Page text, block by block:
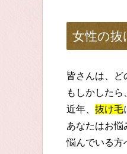
女性の抜
皆さんは、ど
もしかしたら
近年、 抜け毛
あなたはお悩
悩んでいる方